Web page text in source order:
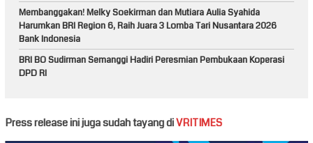
Membanggakan! Melky Soekirman dan Mutiara Aulia Syahida
Harumkan BRI Region 6, Raih Juara 3 Lomba Tari Nusantara 2026
Bank Indonesia
BRI BO Sudirman Semanggi Hadiri Peresmian Pembukaan Koperasi
DPD RI
Press release ini juga sudah tayang diVRITIMES